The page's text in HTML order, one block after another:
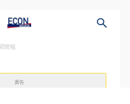
簡報
廣告